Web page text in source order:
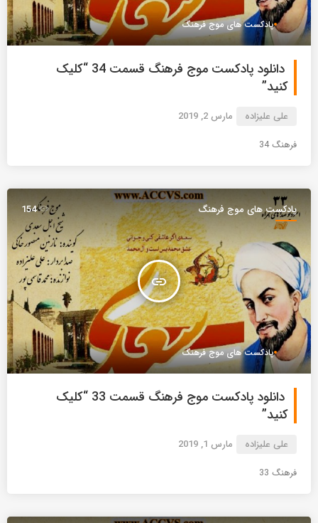
پادکست های موج فرهنگ
دانلود پادکست موج فرهنگ قسمت 34 “کلیک
کنید”
علی علیزاده مارس 2, 2019
فرهنگ 34
پادکست های موج فرهنگ
insert_link
154
پادکست های موج فرهنگ
دانلود پادکست موج فرهنگ قسمت 33 “کلیک
کنید”
علی علیزاده مارس 1, 2019
فرهنگ 33